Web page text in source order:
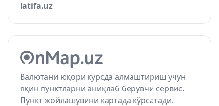
latifa.uz
Валютани юқори курсда алмаштириш учун
яқин пунктларни аниқлаб берувчи сервис.
Пункт жойлашувини картада кўрсатади.